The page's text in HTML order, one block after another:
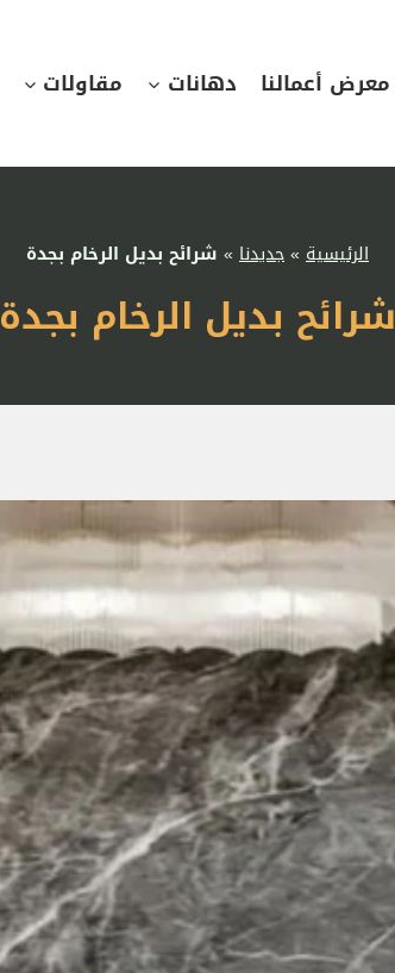
معرض أعمالنا دهانات مقاولات
الرئيسية »جديدنا » شرائح بديل الرخام بجدة
شرائح بديل الرخام بجدة